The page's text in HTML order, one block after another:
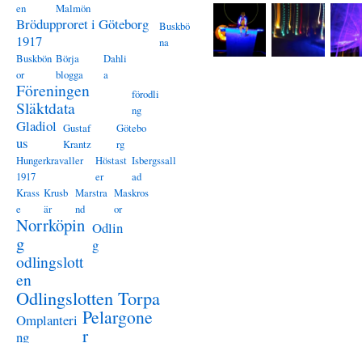
en
Malmön
Brödupproret i Göteborg
1917
Buskbö
na
Buskbön
or
Börja
blogga
Dahli
a
Föreningen
Släktdata
förodli
ng
Gladiol
us
Gustaf
Krantz
Götebo
rg
Hungerkravaller
1917
Höstast
er
Isbergssall
ad
Krass
e
Krusb
är
Marstra
nd
Maskros
or
Norrköpin
g
Odlin
g
odlingslott
en
Odlingslotten Torpa
Omplanteri
ng
Pelargone
r